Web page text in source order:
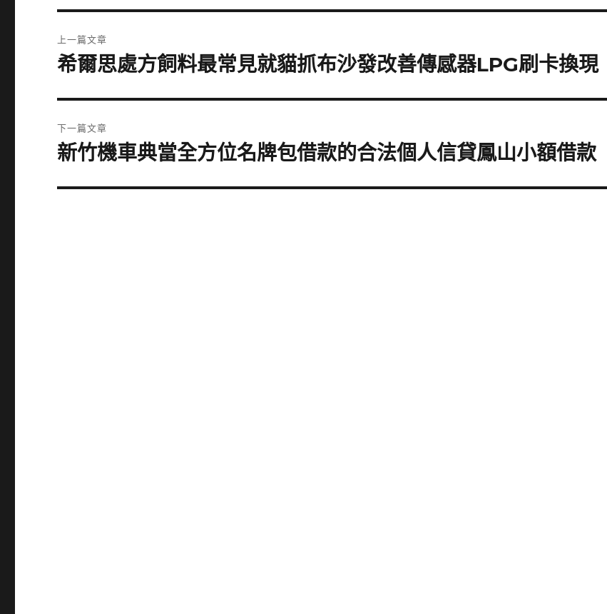
章
上一篇文章
上
篇
文
章:
希爾思處方飼料最常見就貓抓布沙發改善傳感器LPG刷卡換現
下一篇文章
下
篇
新竹機車典當全方位名牌包借款的合法個人信貸鳳山小額借款